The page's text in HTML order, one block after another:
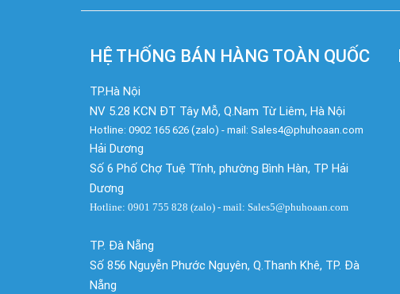
HỆ THỐNG BÁN HÀNG TOÀN QUỐC
TP.Hà Nội
NV 5.28 KCN ĐT Tây Mỗ, Q.Nam Từ Liêm, Hà Nội
Hotline: 0902 165 626 (zalo) - mail: Sales4@phuhoaan.com
Hải Dương
Số 6 Phố Chợ Tuệ Tĩnh, phường Bình Hàn, TP Hải
Dương
Hotline: 0901 755 828 (zalo) - mail: Sales5@phuhoaan.com
TP. Đà Nẵng
Số 856 Nguyễn Phước Nguyên, Q.Thanh Khê, TP. Đà
Nẵng